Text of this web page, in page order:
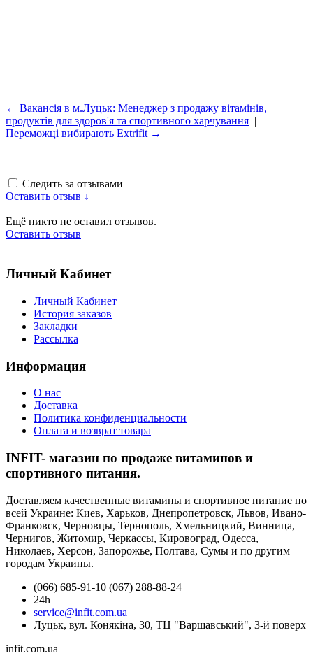
← Вакансія в м.Луцьк: Менеджер з продажу вітамінів,
продуктів для здоров'я та спортивного харчування |
Переможці вибирають Extrifit →
Следить за отзывами
Оставить отзыв ↓
Ещё никто не оставил отзывов.
Оставить отзыв
Личный Кабинет
Личный Кабинет
История заказов
Закладки
Рассылка
Информация
О нас
Доставка
Политика конфиденциальности
Оплата и возврат товара
INFIT- магазин по продаже витаминов и
спортивного питания.
Доставляем качественные витамины и спортивное питание по
всей Украине: Киев, Харьков, Днепропетровск, Львов, Ивано-
Франковск, Черновцы, Тернополь, Хмельницкий, Винница,
Чернигов, Житомир, Черкассы, Кировоград, Одесса,
Николаев, Херсон, Запорожье, Полтава, Сумы и по другим
городам Украины.
(066) 685-91-10 (067) 288-88-24
24h
service@infit.com.ua
Луцьк, вул. Конякіна, 30, ТЦ "Варшавський", 3-й поверх
infit.com.ua